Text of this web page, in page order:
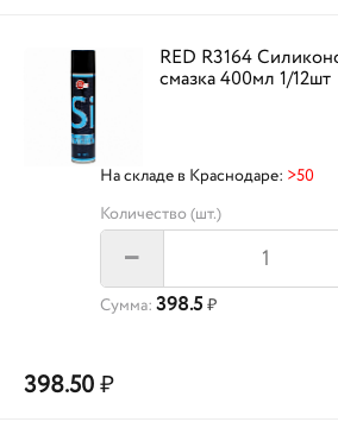
RED R3164
смазка 400мл 1/12шт
На складе в Краснодаре: >50
Количество (шт.)
–
Сумма: 398.5 ₽
398.50₽